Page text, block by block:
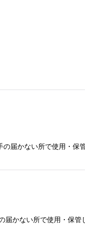
かない所で使用・保管
ない所で使用・保管